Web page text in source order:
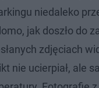
niedaleko
jak doszło do
zdjęciach
nie ucierpiał, ale